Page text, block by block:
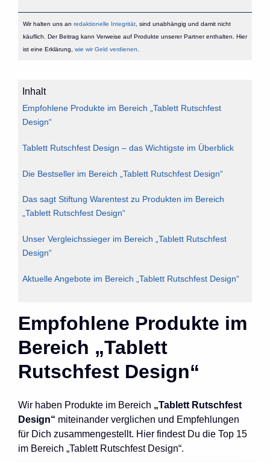
Wir halten uns an redaktionelle Integrität, sind unabhängig und damit nicht
käuflich. Der Beitrag kann Verweise auf Produkte unserer Partner enthalten. Hier
ist eine Erklärung, wie wir Geld verdienen
Inhalt
Empfohlene Produkte im Bereich „Tablett Rutschfest
Design“
Tablett Rutschfest Design – das Wichtigste im Überblick
Die Bestseller im Bereich „Tablett Rutschfest Design“
Das sagt Stiftung Warentest zu Produkten im Bereich
„Tablett Rutschfest Design“
Unser Vergleichssieger im Bereich „Tablett Rutschfest
Design“
Aktuelle Angebote im Bereich „Tablett Rutschfest Design“
Empfohlene Produkte im
Bereich „Tablett
Rutschfest Design“
Wir haben Produkte im Bereich „Tablett Rutschfest
Design“ miteinander verglichen und Empfehlungen
für Dich zusammengestellt. Hier findest Du die Top 15
im Bereich „Tablett Rutschfest Design“.